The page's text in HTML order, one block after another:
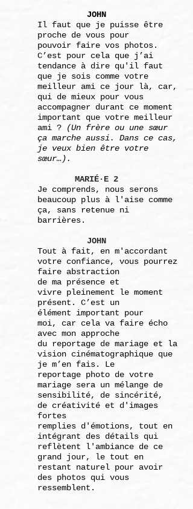
JOHN
Il faut que je puisse être
proche de vous pour
pouvoir faire vos photos.
C’est pour cela que j’ai
tendance à dire qu'il faut
que je sois comme votre
meilleur ami ce jour là, car,
qui de mieux pour vous
accompagner durant ce moment
important que votre meilleur
ami ?
(Un frère ou une sœur
ça marche aussi. Dans ce cas,
je veux bien être votre
sœur…).
MARIÉ·E 2
Je comprends, nous serons
beaucoup plus à l'aise comme
ça, sans retenue ni
barrières.
JOHN
Tout à fait, en m'accordant
votre confiance, vous pourrez
faire abstraction
de ma présence et
vivre pleinement le moment
présent. C’est un
élément important pour
moi, car cela va faire écho
avec mon approche
du reportage de mariage et la
vision cinématographique que
je m’en fais. Le
reportage photo de votre
mariage sera un mélange de
sensibilité, de sincérité,
de créativité et d'images
fortes
remplies d'émotions, tout en
intégrant des détails qui
reflètent l'ambiance de ce
grand jour, le tout en
restant naturel pour avoir
des photos qui vous
ressemblent.